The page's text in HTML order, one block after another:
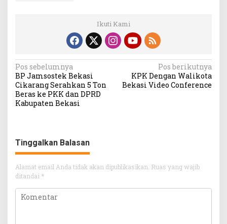
Ikuti Kami
Navigasi
pos
Pos sebelumnya
BP Jamsostek Bekasi
Cikarang Serahkan 5 Ton
Beras ke PKK dan DPRD
Kabupaten Bekasi
Pos berikutnya
KPK Dengan Walikota
Bekasi Video Conference
Tinggalkan Balasan
Alamat email Anda tidak akan dipublikasikan. Ruas yang wajib
ditandai *